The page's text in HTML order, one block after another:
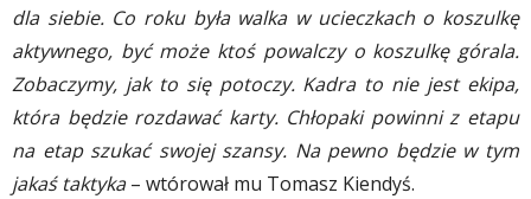
dla siebie. Co roku była walka w ucieczkach o koszulkę
aktywnego, być może ktoś powalczy o koszulkę górala.
Zobaczymy, jak to się potoczy. Kadra to nie jest ekipa,
która będzie rozdawać karty. Chłopaki powinni z etapu
na etap szukać swojej szansy. Na pewno będzie w tym
jakaś taktyka– wtórował mu Tomasz Kiendyś.